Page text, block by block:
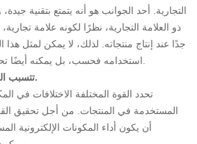
اتصل
طريقة
رسالة على
مول على الانترنت
التجارية. أحد الجوانب هو أنه يتمتع بتقنية
ذو العلامة التجارية، نظرًا لكونه علامة
جدًا عند إنتاج منتجاته. لذلك، لا يمكن لمثل
2. تتسبب القوة في اختلاف الأسعار.
تحدد القوة المختلفة الاختلافات في
المستخدمة في المنتجات. من أجل تحقيق
أن يكون أداء المكونات الإلكترونية